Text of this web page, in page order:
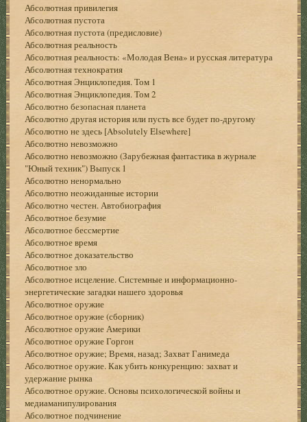
Абсолютная привилегия
Абсолютная пустота
Абсолютная пустота (предисловие)
Абсолютная реальность
Абсолютная реальность: «Молодая Вена» и русская литература
Абсолютная технократия
Абсолютная Энциклопедия. Том 1
Абсолютная Энциклопедия. Том 2
Абсолютно безопасная планета
Абсолютно другая история или пусть все будет по-другому
Абсолютно не здесь [Absolutely Elsewhere]
Абсолютно невозможно
Абсолютно невозможно (Зарубежная фантастика в журнале
"Юный техник") Выпуск 1
Абсолютно ненормально
Абсолютно неожиданные истории
Абсолютно честен. Автобиография
Абсолютное безумие
Абсолютное бессмертие
Абсолютное время
Абсолютное доказательство
Абсолютное зло
Абсолютное исцеление. Системные и информационно-
энергетические загадки нашего здоровья
Абсолютное оружие
Абсолютное оружие (сборник)
Абсолютное оружие Америки
Абсолютное оружие Горгон
Абсолютное оружие; Время, назад; Захват Ганимеда
Абсолютное оружие. Как убить конкуренцию: захват и
удержание рынка
Абсолютное оружие. Основы психологической войны и
медиаманипулирования
Абсолютное подчинение